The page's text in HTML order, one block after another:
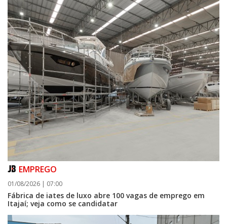
EMPREGO
01/08/2026 | 07:00
Fábrica de iates de luxo abre 100 vagas de emprego em
Itajaí; veja como se candidatar